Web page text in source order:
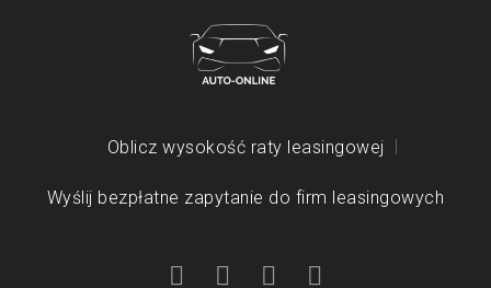
Oblicz wysokość raty leasingowej
Wyślij bezpłatne zapytanie do firm leasingowych